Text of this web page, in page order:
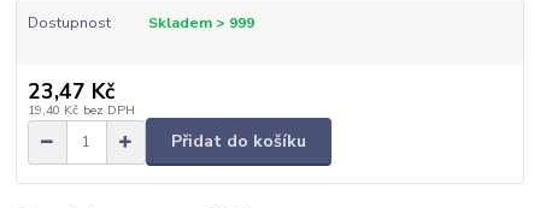
Dostupnost Skladem > 999
23,47 Kč
19,40 Kč bez DPH
Přidat do košíku